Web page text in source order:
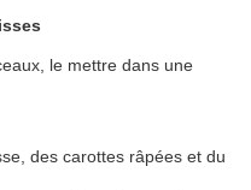
le mettre dans une
des carottes râpées et du